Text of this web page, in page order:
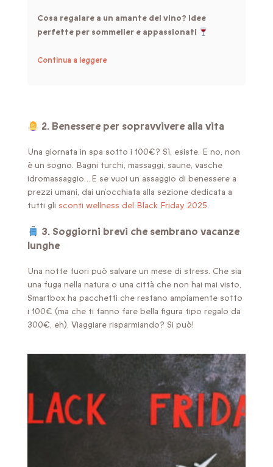
Cosa regalare a un amante del vino? Idee
perfette per sommelier e appassionati
Continua a leggere
2. Benessere per sopravvivere alla vita
Una giornata in spa sotto i 100€? Sì, esiste. E no, non
è un sogno. Bagni turchi, massaggi, saune, vasche
idromassaggio…E se vuoi un assaggio di benessere a
prezzi umani, dai un’occhiata alla sezione dedicata a
tutti gli sconti wellness del Black Friday 2025.
3. Soggiorni brevi che sembrano vacanze
lunghe
Una notte fuori può salvare un mese di stress. Che sia
una fuga nella natura o una città che non hai mai visto,
Smartbox ha pacchetti che restano ampiamente sotto
i 100€ (ma che ti fanno fare bella figura tipo regalo da
300€, eh). Viaggiare risparmiando? Si può!